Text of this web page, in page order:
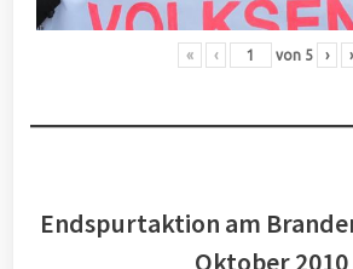
« ‹ von 5 ›
Endspurtaktion am